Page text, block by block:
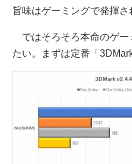
旨味はゲーミングで発揮さ
ではそろそろ本命のゲー
たい。まずは定番「